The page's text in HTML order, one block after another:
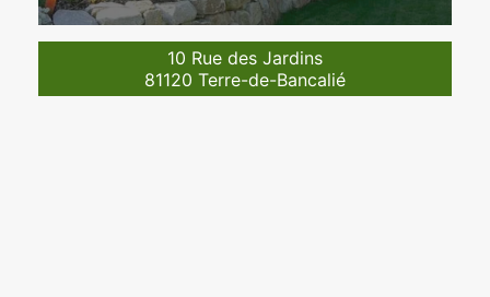
10 Rue des Jardins
81120 Terre-de-Bancalié